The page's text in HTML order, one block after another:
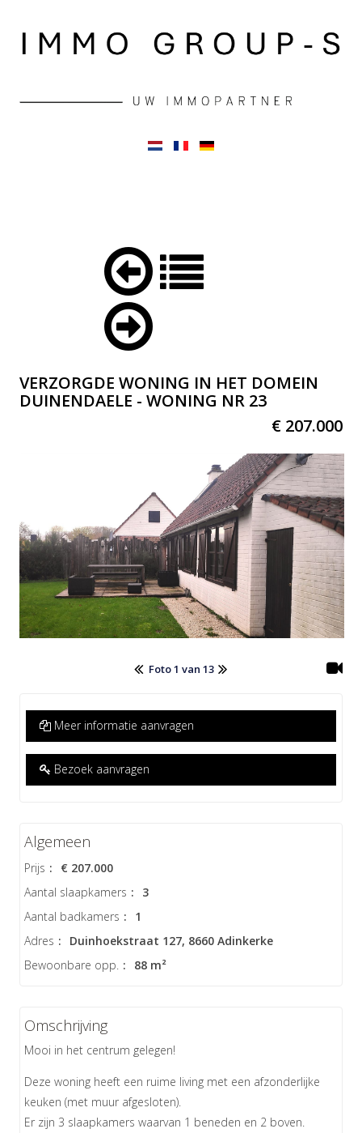
VERZORGDE WONING IN HET DOMEIN
DUINENDAELE - WONING NR 23
€ 207.000
Foto 1 van 13
Meer informatie aanvragen
Bezoek aanvragen
Algemeen
Prijs :
€ 207.000
Aantal slaapkamers :
3
Aantal badkamers :
1
Adres :
Duinhoekstraat 127, 8660 Adinkerke
Bewoonbare opp. : 88 m²
Omschrijving
Mooi in het centrum gelegen!
Deze woning heeft een ruime living met een afzonderlijke
keuken (met muur afgesloten).
Er zijn 3 slaapkamers waarvan 1 beneden en 2 boven.